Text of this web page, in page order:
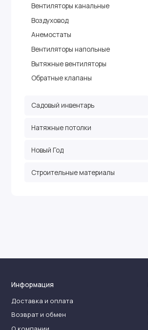
Вентиляторы канальные
Воздуховод
Анемостаты
Вентиляторы напольные
Вытяжные вентиляторы
Обратные клапаны
Садовый инвентарь
Натяжные потолки
Новый Год
Строительные материалы
Информация
Доставка и оплата
Возврат и обмен